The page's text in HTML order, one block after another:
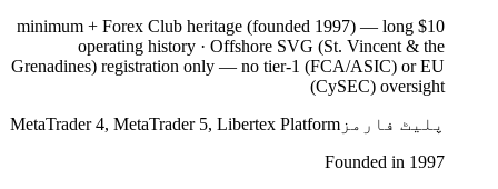
$10 minimum + Forex Club heritage (founded 1997)
— long
operating history · Offshore SVG (St. Vincent & the
Grenadines) registration only — no tier-1 (FCA/ASIC) or EU
(CySEC) oversight
پلیٹ فارمز MetaTrader 4, MetaTrader 5, Libertex Platform
Founded in 1997